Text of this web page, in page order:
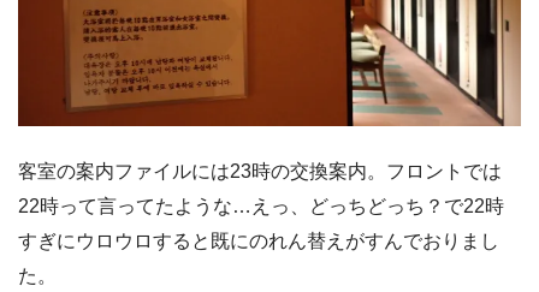
客室の案内ファイルには23時の交換案内。フロントでは
22時って言ってたような…えっ、どっちどっち？で22時
すぎにウロウロすると既にのれん替えがすんでおりまし
た。